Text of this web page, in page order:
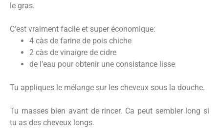
le gras.
C’est vraiment facile et super économique:
4 càs de farine de pois chiche
2 càs de vinaigre de cidre
de l’eau pour obtenir une consistance lisse
Tu appliques le mélange sur les cheveux sous la douche.
Tu masses bien avant de rincer. Ca peut sembler long si
tu as des cheveux longs.